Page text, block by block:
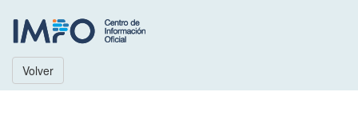
Volver